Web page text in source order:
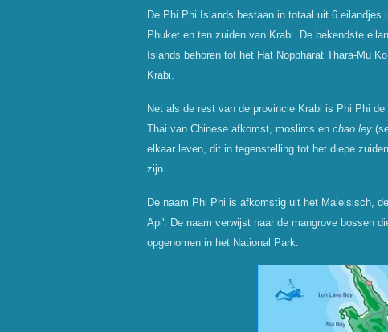
De Phi Phi Islands bestaan in totaal uit 6
Phuket en ten zuiden van Krabi. De bekendste
Islands behoren tot het Hat Noppharat Thara-Mu
Krabi.
Net als de rest van de provincie Krabi is Phi Phi
Thai van Chinese afkomst, moslims en chao ley
elkaar leven, dit in tegenstelling tot het diepe
zijn.
De naam Phi Phi is afkomstig uit het Maleisisch,
Api'. De naam verwijst naar de mangrove bossen
opgenomen in het National Park.